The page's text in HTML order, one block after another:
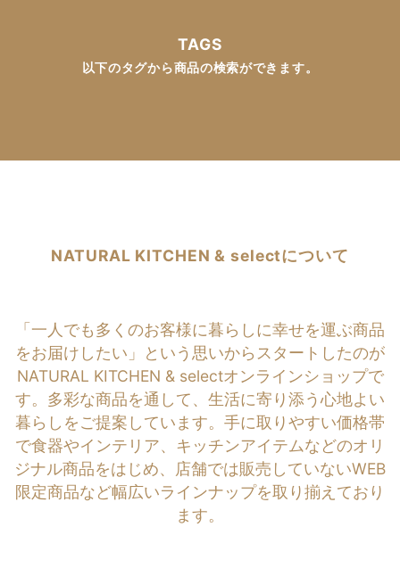
TAGS
以下のタグから商品の検索ができます。
NATURAL KITCHEN & selectについて
「一人でも多くのお客様に暮らしに幸せを運ぶ商品
をお届けしたい」という思いからスタートしたのが
NATURAL KITCHEN & selectオンラインショップで
す。多彩な商品を通して、生活に寄り添う心地よい
暮らしをご提案しています。手に取りやすい価格帯
で食器やインテリア、キッチンアイテムなどのオリ
ジナル商品をはじめ、店舗では販売していないWEB
限定商品など幅広いラインナップを取り揃えており
ます。